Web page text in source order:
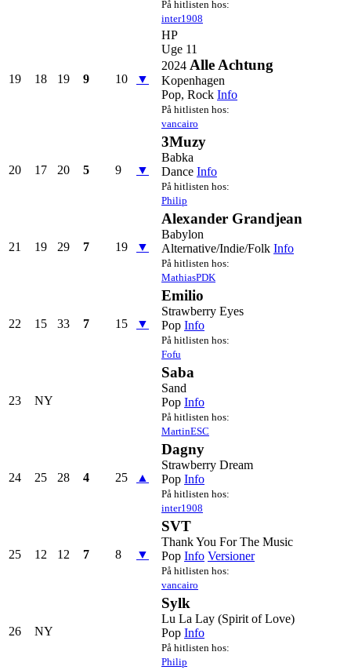
På hitlisten hos:
inter1908
19 18 19 9 10 ▼
HP
Uge 11
2024 Alle Achtung
Kopenhagen
Pop, Rock Info
På hitlisten hos:
vancairo
20 17 20 5 9 ▼
3Muzy
Babka
Dance Info
På hitlisten hos:
Philip
21 19 29 7 19 ▼
Alexander Grandjean
Babylon
Alternative/Indie/Folk Info
På hitlisten hos:
MathiasPDK
22 15 33 7 15 ▼
Emilio
Strawberry Eyes
Pop Info
På hitlisten hos:
Fofu
23 NY
Saba
Sand
Pop Info
På hitlisten hos:
MartinESC
24 25 28 4 25 ▲
Dagny
Strawberry Dream
Pop Info
På hitlisten hos:
inter1908
25 12 12 7 8 ▼
SVT
Thank You For The Music
Pop Info Versioner
På hitlisten hos:
vancairo
26 NY
Sylk
Lu La Lay (Spirit of Love)
Pop Info
På hitlisten hos:
Philip